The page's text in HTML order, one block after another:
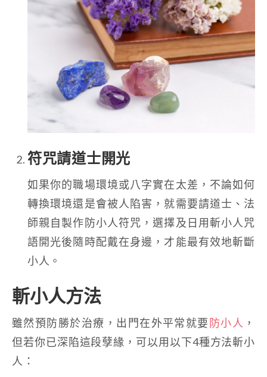
符咒請道士開光
如果你的職場環境或八字實在太差，不論如何
轉換環境還是會被人陷害，就需要請道士、法
師親自製作防小人符咒，選擇及日用斬小人咒
語開光後隨時配戴在身邊，才能最有效地斬斷
小人。
斬小人方法
雖然預防勝於治療，出門在外平常就要防小人 ，
但若你已深陷這段孽緣，可以用以下4種方法斬小
人：